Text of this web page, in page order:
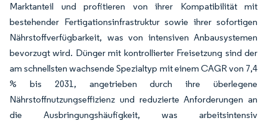
Marktanteil und profitieren von ihrer Kompatibilität mit
bestehender Fertigationsinfrastruktur sowie ihrer sofortigen
Nährstoffverfügbarkeit, was von intensiven Anbausystemen
bevorzugt wird. Dünger mit kontrollierter Freisetzung sind der
am schnellsten wachsende Spezialtyp mit einem CAGR von 7,4
% bis 2031, angetrieben durch ihre überlegene
Nährstoffnutzungseffizienz und reduzierte Anforderungen an
die Ausbringungshäufigkeit, was arbeitsintensiv